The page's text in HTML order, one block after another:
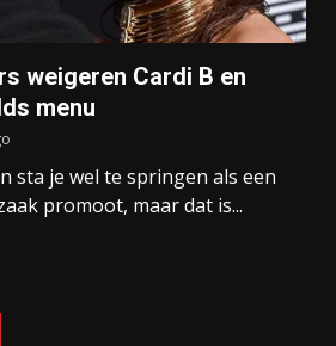
weigeren Cardi B en
menu
sta je wel te springen als een
promoot, maar dat is...